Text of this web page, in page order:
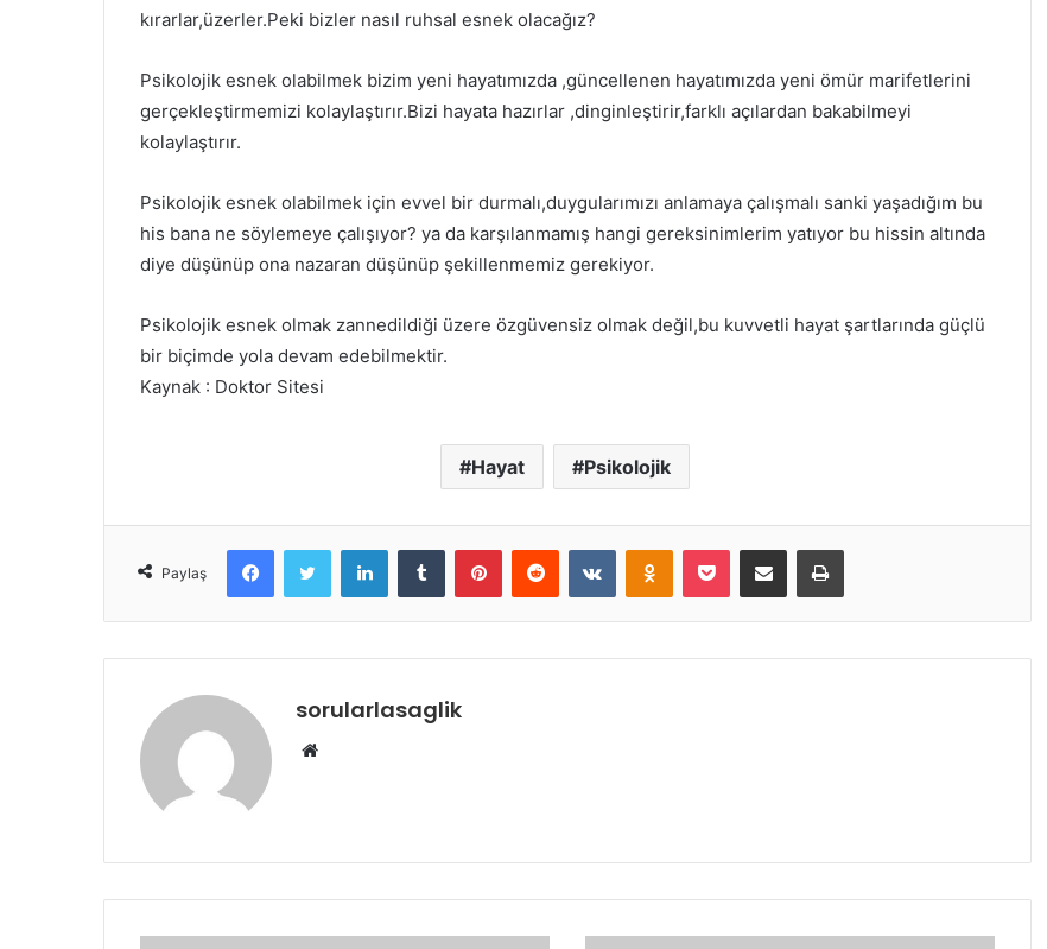
kırarlar,üzerler.Peki bizler nasıl ruhsal esnek olacağız?
Psikolojik esnek olabilmek bizim yeni hayatımızda ,güncellenen hayatımızda yeni ömür marifetlerini
gerçekleştirmemizi kolaylaştırır.Bizi hayata hazırlar ,dinginleştirir,farklı açılardan bakabilmeyi
kolaylaştırır.
Psikolojik esnek olabilmek için evvel bir durmalı,duygularımızı anlamaya çalışmalı sanki yaşadığım bu
his bana ne söylemeye çalışıyor? ya da karşılanmamış hangi gereksinimlerim yatıyor bu hissin altında
diye düşünüp ona nazaran düşünüp şekillenmemiz gerekiyor.
Psikolojik esnek olmak zannedildiği üzere özgüvensiz olmak değil,bu kuvvetli hayat şartlarında güçlü
bir biçimde yola devam edebilmektir.
Kaynak : Doktor Sitesi
Hayat Psikolojik
Paylaş
FacebookTwitter LinkedInTumblr PinterestReddit VKontakteOdnoklassniki
Pocket E-Posta ile paylaş Yazdır
sorularlasaglik
Web